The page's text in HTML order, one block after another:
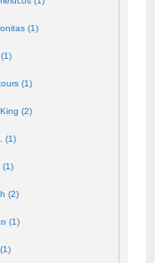
(1)
(1)
(2)
(1)
(1)
(2)
(1)